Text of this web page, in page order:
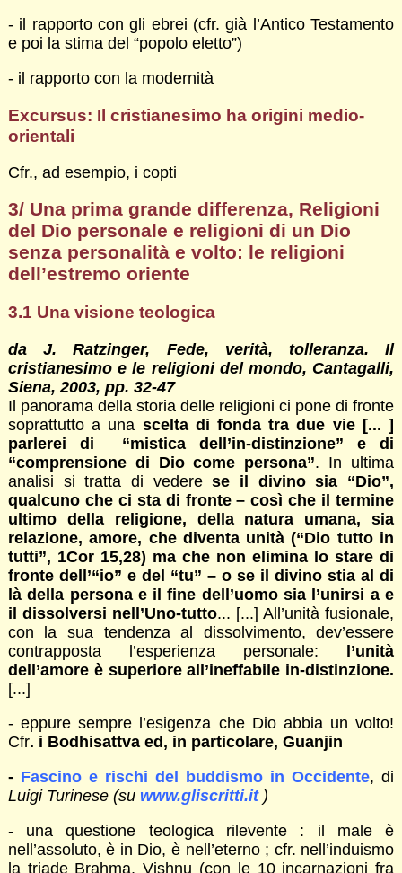
- il rapporto con gli ebrei (cfr. già l’Antico Testamento
e poi la stima del “popolo eletto”)
- il rapporto con la modernità
Excursus: Il cristianesimo ha origini medio-
orientali
Cfr., ad esempio, i copti
3/ Una prima grande differenza, Religioni
del Dio personale e religioni di un Dio
senza personalità e volto: le religioni
dell’estremo oriente
3.1 Una visione teologica
da J. Ratzinger, Fede, verità, tolleranza. Il
cristianesimo e le religioni del mondo, Cantagalli,
Siena, 2003, pp. 32-47
Il panorama della storia delle religioni ci pone di fronte
soprattutto a una scelta di fonda tra due vie [... ]
parlerei di “mistica dell’in-distinzione” e di
“comprensione di Dio come persona”. In ultima
analisi si tratta di vederese il divino sia “Dio”,
qualcuno che ci sta di fronte – così che il termine
ultimo della religione, della natura umana, sia
relazione, amore, che diventa unità (“Dio tutto in
tutti”, 1Cor 15,28) ma che non elimina lo stare di
fronte dell’“io” e del “tu” – o se il divino stia al di
là della persona e il fine dell’uomo sia l’unirsi a e
il dissolversi nell’Uno-tutto... [...] All’unità fusionale,
con la sua tendenza al dissolvimento, dev’essere
contrapposta l’esperienza personale: l’unità
dell’amore è superiore all’ineffabile in-distinzione.
[...]
- eppure sempre l’esigenza che Dio abbia un volto!
Cfr. i Bodhisattva ed, in particolare, Guanjin
- Fascino e rischi del buddismo in Occidente, di
Luigi Turinese (su www.gliscritti.it)
- una questione teologica rilevente : il male è
nell’assoluto, è in Dio, è nell’eterno ; cfr. nell’induismo
la triade Brahma, Vishnu (con le 10 incarnazioni fra